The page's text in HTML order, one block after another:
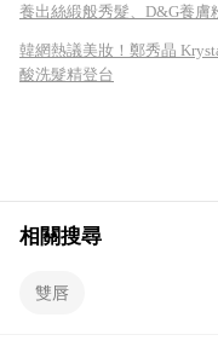
養出絲緞般秀髮、D&G養膚
韓網熱議美妝！鄭秀晶
酸洗髮精登台
相關搜尋
雙唇